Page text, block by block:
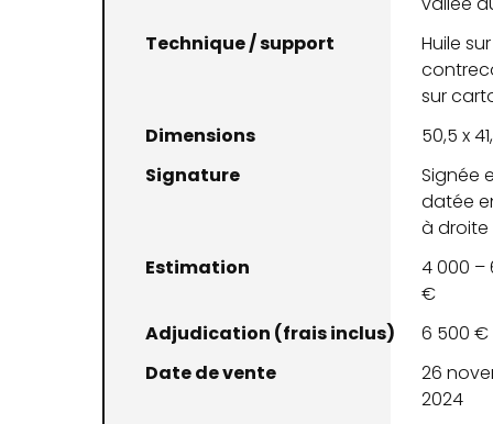
Technique / support
Huile
sur
Dimensions
50,5 x
Signature
Signée
datée
à droite
Estimation
4 000 –
€
Adjudication (frais inclus)
6 500 €
Date de vente
26
2024